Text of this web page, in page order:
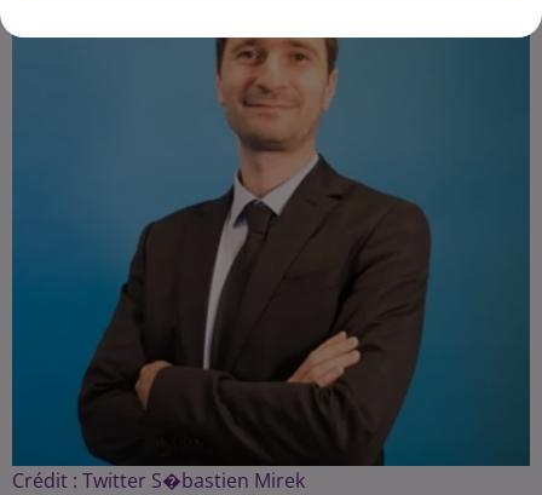
Crédit : Twitter S�bastien Mirek